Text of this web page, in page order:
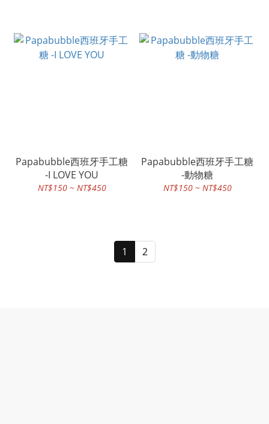
Papabubble西班牙手工糖
-I LOVE YOU
NT$150 ~ NT$450
Papabubble西班牙手工糖
-動物糖
NT$150 ~ NT$450
1 2